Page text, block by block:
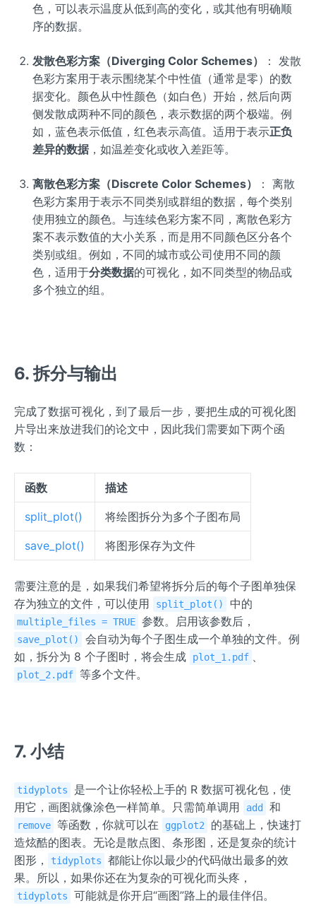
色，可以表示温度从低到高的变化，或其他有明确顺
序的数据。
发散色彩方案（Diverging Color Schemes）
： 发散
色彩方案用于表示围绕某个中性值（通常是零）的数
据变化。颜色从中性颜色（如白色）开始，然后向两
侧发散成两种不同的颜色，表示数据的两个极端。例
如，蓝色表示低值，红色表示高值。适用于表示正负
差异的数据，如温差变化或收入差距等。
离散色彩方案（Discrete Color Schemes）
： 离散
色彩方案用于表示不同类别或群组的数据，每个类别
使用独立的颜色。与连续色彩方案不同，离散色彩方
案不表示数值的大小关系，而是用不同颜色区分各个
类别或组。例如，不同的城市或公司使用不同的颜
色，适用于分类数据的可视化，如不同类型的物品或
多个独立的组。
6. 拆分与输出
完成了数据可视化，到了最后一步，要把生成的可视化图
片导出来放进我们的论文中，因此我们需要如下两个函
数：
函数 描述
split_plot() 将绘图拆分为多个子图布局
save_plot() 将图形保存为文件
需要注意的是，如果我们希望将拆分后的每个子图单独保
存为独立的文件，可以使用
split_plot() 中的
multiple_files = TRUE 参数。启用该参数后，
save_plot()
会自动为每个子图生成一个单独的文件。例
如，拆分为 8 个子图时，将会生成
plot_1.pdf 、
plot_2.pdf 等多个文件。
7. 小结
tidyplots
是一个让你轻松上手的 R 数据可视化包，使
用它，画图就像涂色一样简单。只需简单调用
add 和
remove 等函数，你就可以在 ggplot2
的基础上，快速打
造炫酷的图表。无论是散点图、条形图，还是复杂的统计
图形，
tidyplots
都能让你以最少的代码做出最多的效
果。所以，如果你还在为复杂的可视化而头疼，
tidyplots 可能就是你开启“画图”路上的最佳伴侣。